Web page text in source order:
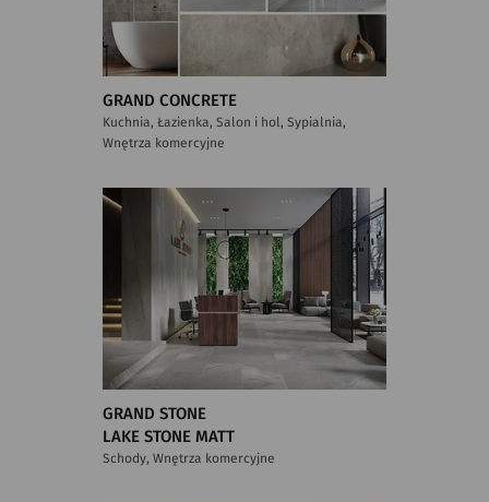
GRAND CONCRETE
Kuchnia, Łazienka, Salon i hol, Sypialnia,
Wnętrza komercyjne
GRAND STONE
LAKE STONE MATT
Schody, Wnętrza komercyjne